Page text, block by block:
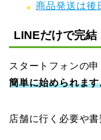
商品発送は後
LINEだけで完結
スタートフォンの
簡単に始められま
店舗に行く必要や